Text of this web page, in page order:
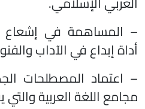
– المساهمة في إشعاع
أداة إبداع في الآداب
– اعتماد المصطلحات
مجامع اللغة العربية